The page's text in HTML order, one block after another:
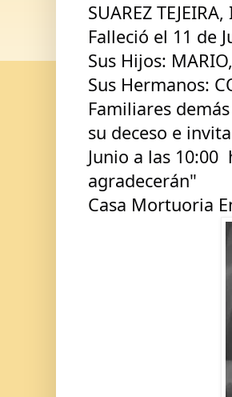
SUAREZ
Falleció el 11 de
Sus Hijos:
Sus Hermanos:
Familiares
su deceso e
Junio a las 10:00
agradecerán"
Casa Mortuoria